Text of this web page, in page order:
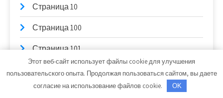
Страница 10
Страница 100
Страница 101
Страница 103
Этот веб-сайт использует файлы cookie для улучшения
пользовательского опыта. Продолжая пользоваться сайтом, вы даете
согласие на использование файлов cookie.
OK